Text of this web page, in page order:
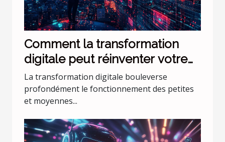
Comment la transformation
digitale peut réinventer votre
PME ?
La transformation digitale bouleverse
profondément le fonctionnement des petites
et moyennes...